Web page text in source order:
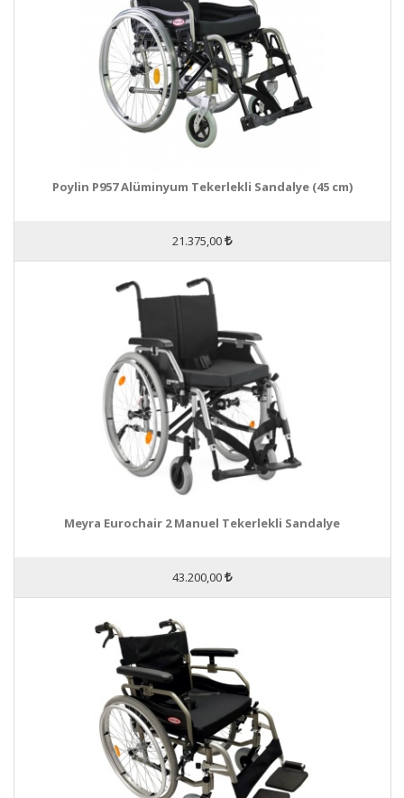
Poylin P957 Alüminyum Tekerlekli Sandalye (45 cm)
21.375,00
Meyra Eurochair 2 Manuel Tekerlekli Sandalye
43.200,00